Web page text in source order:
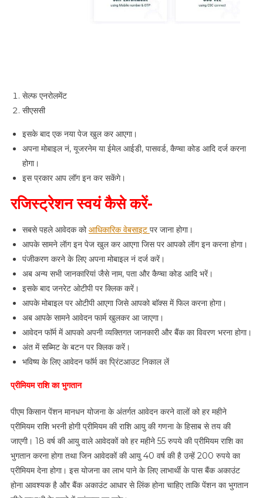
सेल्फ एनरोलमेंट
सीएससी
इसके बाद एक नया पेज खुल कर आएगा।
अपना मोबाइल नं, यूजरनेम या ईमेल आईडी, पासवर्ड, कैप्चा कोड आदि दर्ज करना
होगा।
इस प्रकार आप लॉग इन कर सकेंगे।
रजिस्ट्रेशन स्वयं कैसे करें-
सबसे पहले आवेदक कोआधिकारिक वेबसाइट पर जाना होगा।
आपके सामने लॅाग इन पेज खुल कर आएगा जिस पर आपको लॅाग इन करना होगा।
पंजीकरण करने के लिए अपना मोबाइल नं दर्ज करें।
अब अन्य सभी जानकारियां जैसे नाम, पता और कैप्चा कोड आदि भरें।
इसके बाद जनरेट ओटीपी पर क्लिक करें।
आपके मोबाइल पर ओटीपी आएगा जिसे आपको बाॅक्स में फिल करना होगा।
अब आपके सामने आवेदन फार्म खुलकर आ जाएगा।
आवेदन फाॅर्म में आपको अपनी व्यक्तिगत जानकारी और बैंक का विवरण भरना होगा।
अंत में सब्मिट के बटन पर क्लिक करें।
भविष्य के लिए आवेदन फाॅर्म का प्रिंटआउट निकाल लें
प्रीमियम राशि का भुगतान
पीएम किसान पेंशन मानधन योजना के अंतर्गत आवेदन करने वालों को हर महीने
प्रीमियम राशि भरनी होगी प्रीमियम की राशि आयु की गणना के हिसाब से तय की
जाएगी। 18 वर्ष की आयु वाले आवेदकों को हर महीने 55 रुपये की प्रीमियम राशि का
भुगतान करना होगा तथा जिन आवेदकों की आयु 40 वर्ष की है उन्हें 200 रुपये का
प्रीमियम देना होगा। इस योजना का लाभ पाने के लिए लाभार्थी के पास बैंक अकाउंट
होना आवश्यक है और बैंक अकाउंट आधार से लिंक होना चाहिए ताकि पेंशन का भुगतान